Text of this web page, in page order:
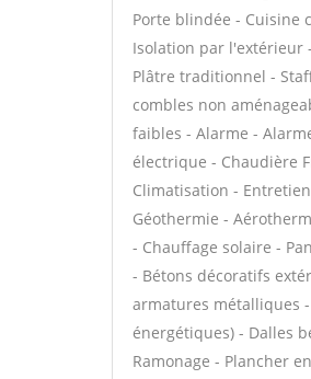
Porte blindée - Cuisine
Isolation par l'extérieur
Plâtre traditionnel -
combles non
faibles - Alarme -
électrique - Chaudière
Climatisation -
Géothermie -
- Chauffage solaire -
- Bétons décoratifs
armatures métalliques
énergétiques) - Dalles
Ramonage - Plancher